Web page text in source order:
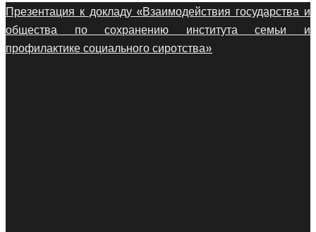
Презентация к докладу «Взаимодействия государства и
общества по сохранению института семьи и
профилактике социального сиротства»